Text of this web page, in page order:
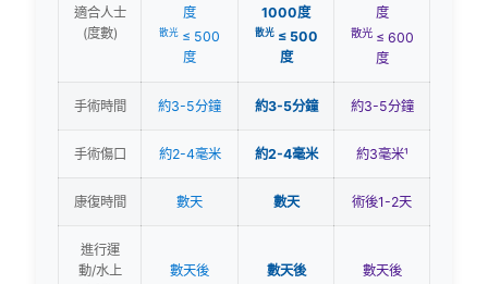
手術傷口 約2-4毫米 約2-4毫米 約3毫米¹
動/水上
數天後 數天後 數天後
度